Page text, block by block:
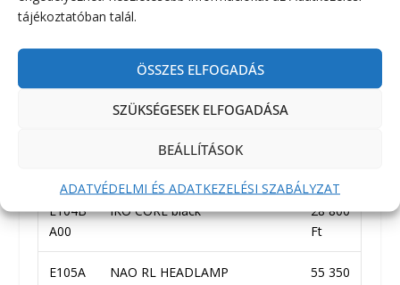
tájékoztatóban talál.
ÖSSZES ELFOGADÁS
SZÜKSÉGESEK ELFOGADÁSA
BEÁLLÍTÁSOK
ADATVÉDELMI ÉS ADATKEZELÉSI SZABÁLYZAT
E103A
A00
DUO RL HEADLAMP
0 Ft
E103C
R2 RECHARGEABLE BATTERY
30 600
IKO black
E104B
A00
IKO CORE black
28 800
Ft
E105A
NAO RL HEADLAMP
55 350